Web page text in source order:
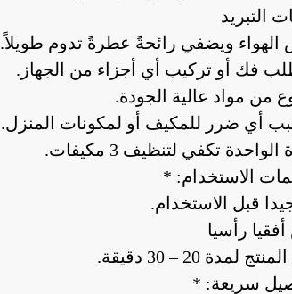
التبريد
الهواء ويضفي رائحةً عطرةً تدوم طويلاً.
فك أو تركيب أي أجزاء من الجهاز.
من مواد عالية الجودة.
أي ضرر للمكيف أو لمكونات المنزل.
تكفي لتنظيف 3 مكيفات.
الاستخدام: *
قبل الاستخدام.
رأسيا
لمدة 20 – 30 دقيقة.
سريعة: *